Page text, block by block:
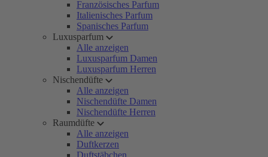
Französisches Parfum
Italienisches Parfum
Spanisches Parfum
Luxusparfum
Alle anzeigen
Luxusparfum Damen
Luxusparfum Herren
Nischendüfte
Alle anzeigen
Nischendüfte Damen
Nischendüfte Herren
Raumdüfte
Alle anzeigen
Duftkerzen
Duftstäbchen